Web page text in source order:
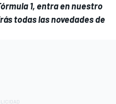
1, entra ennuestro
todas las novedades de